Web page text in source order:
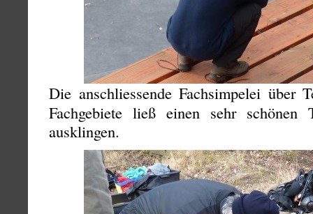
Die anschliessende Fachsimpelei über
Fachgebiete ließ einen sehr schönen
ausklingen.